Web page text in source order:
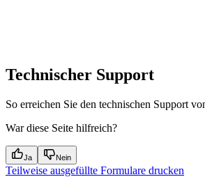
Technischer Support
So erreichen Sie den technischen Support
War diese Seite hilfreich?
Ja Nein
Teilweise ausgefüllte Formulare drucken